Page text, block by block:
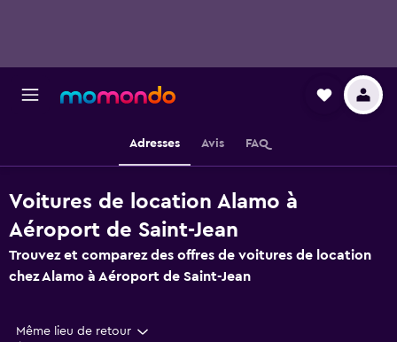
Adresses Avis FAQ
Voitures de location Alamo à
Aéroport de Saint-Jean
Trouvez et comparez des offres de voitures de location
chez Alamo à Aéroport de Saint-Jean
Même lieu de retour